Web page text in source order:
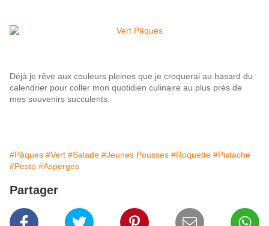
Déjà je rêve aux couleurs pleines que je croquerai au hasard du
calendrier pour coller mon quotidien culinaire au plus près de
mes souvenirs succulents.
#Pâques #Vert #Salade #Jeunes Pousses #Roquette #Pistache
#Pesto #Asperges
Partager